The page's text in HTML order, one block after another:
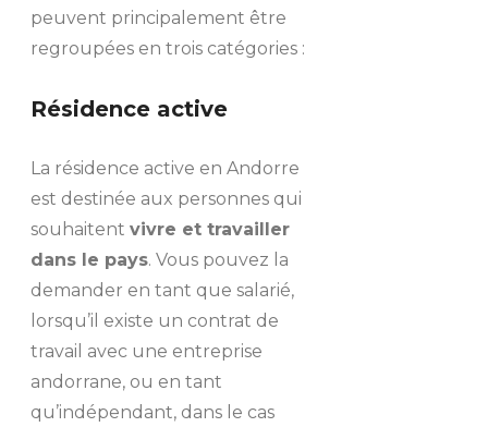
peuvent principalement être
regroupées en trois catégories :
Résidence active
La résidence active en Andorre
est destinée aux personnes qui
souhaitent vivre et travailler
dans le pays. Vous pouvez la
demander en tant que salarié,
lorsqu’il existe un contrat de
travail avec une entreprise
andorrane, ou en tant
qu’indépendant, dans le cas